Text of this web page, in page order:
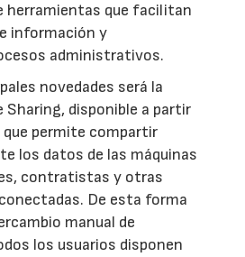
herramientas que facilitan
información y
administrativos.
novedades será la
Sharing, disponible a partir
que permite compartir
los datos de las máquinas
contratistas y otras
De esta forma
manual de
los usuarios disponen